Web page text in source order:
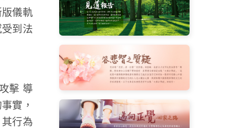
儀軌
到法
擊 導
實，
行為